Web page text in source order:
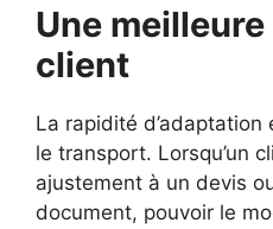
Une
client
La rapidité
le transport. Lorsqu’un
ajustement à un devis
document, pouvoir le